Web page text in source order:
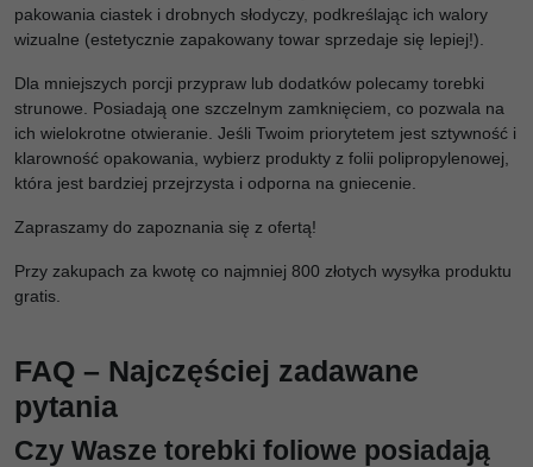
pakowania ciastek i drobnych słodyczy, podkreślając ich walory
wizualne (estetycznie zapakowany towar sprzedaje się lepiej!).
Dla mniejszych porcji przypraw lub dodatków polecamy torebki
strunowe. Posiadają one szczelnym zamknięciem, co pozwala na
ich wielokrotne otwieranie. Jeśli Twoim priorytetem jest sztywność i
klarowność opakowania, wybierz produkty z folii polipropylenowej,
która jest bardziej przejrzysta i odporna na gniecenie.
Zapraszamy do zapoznania się z ofertą!
Przy zakupach za kwotę co najmniej 800 złotych wysyłka produktu
gratis.
FAQ – Najczęściej zadawane
pytania
Czy Wasze torebki foliowe posiadają